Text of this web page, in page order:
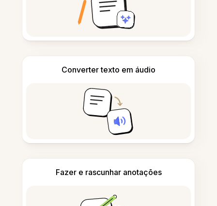
Converter texto em áudio
Fazer e rascunhar anotações